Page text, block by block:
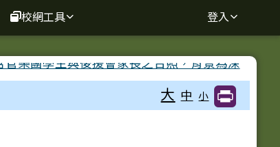
校網工具 登入
大 中 小